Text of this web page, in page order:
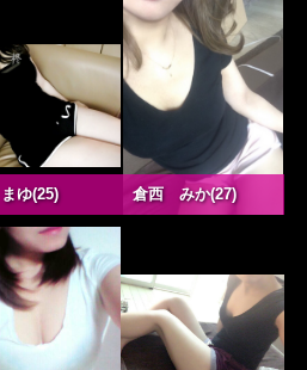
ゆ(25) 倉西 みか(27)